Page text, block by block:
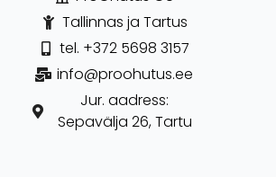
Tallinnas ja Tartus
tel. +372 5698 3157
info@proohutus.ee
Jur. aadress:
Sepavälja 26, Tartu